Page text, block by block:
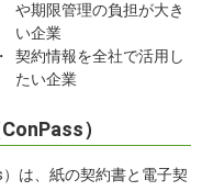
や期限管理の負担が大き
い企業
契約情報を全社で活用し
たい企業
）
は、紙の契約書と電子契